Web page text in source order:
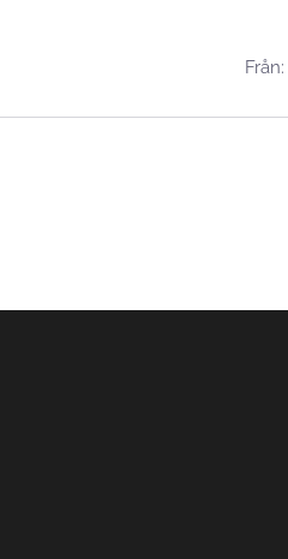
Från: